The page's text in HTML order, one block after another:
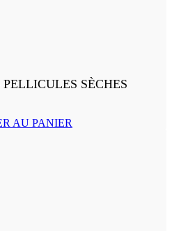
SÈCHES
AU PANIER